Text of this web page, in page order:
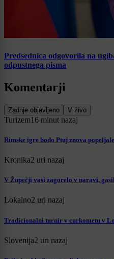
Predsednica odgovorila na
odpustnega pisma
Komentarji
Zadnje objavljeno V živo
Turizem16 minut nazaj
Rimske igre bodo Ptuj znova
Kronika2 uri nazaj
V Župečji vasi zagorelo v naravi,
Lokalno2 uri nazaj
Tradicionalni turnir v curkometu v
Slovenija2 uri nazaj